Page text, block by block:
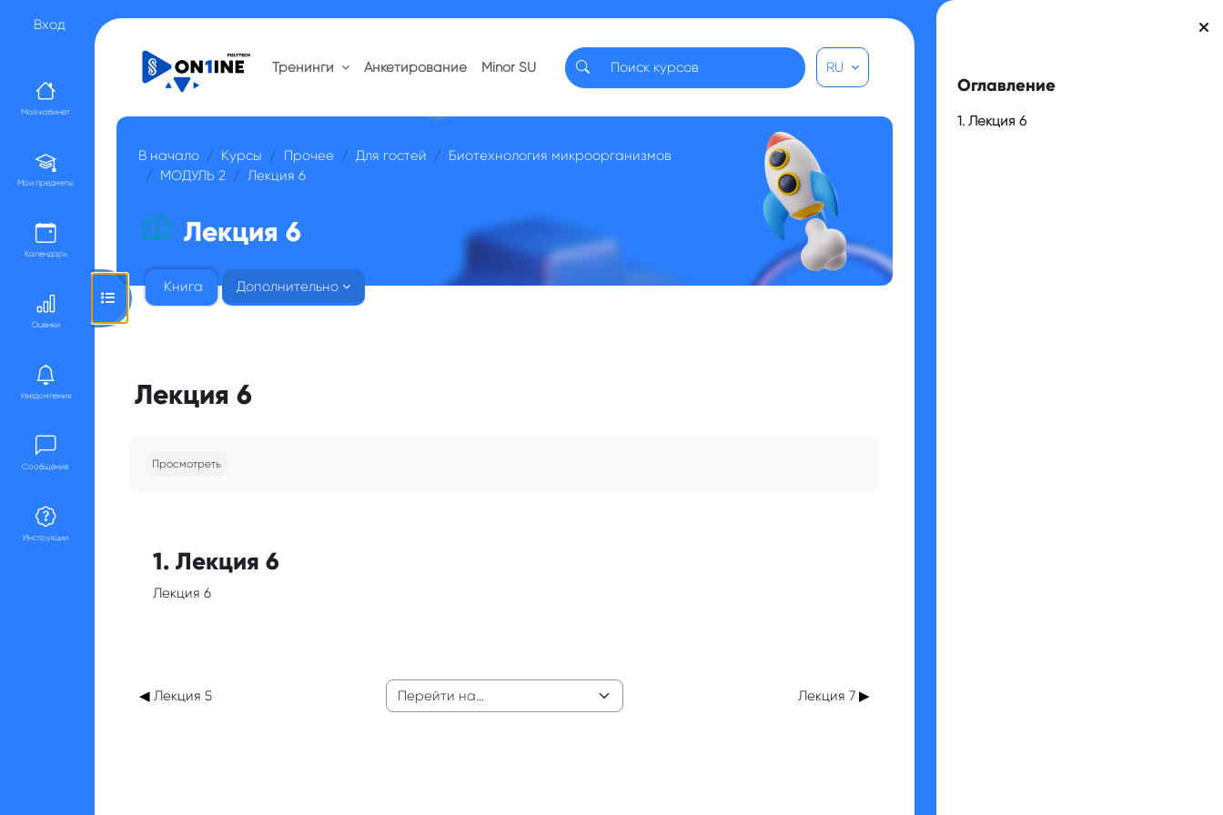
Вход
Мой кабинет
Мои предметы
Календарь
Оценки
Уведомления
Сообщения
Инструкции
Блоки
Оглавление
1. Лекция 6
Тренинги Анкетирование Minor SU RU
В начало Курсы Прочее Для гостей
Биотехнология микроорганизмов
МОДУЛЬ 2
Лекция 6
Лекция 6
Книга Дополнительно
Открыть оглавление курса
Лекция 6
Просмотреть
1. Лекция 6
Лекция 6
◀︎ Лекция 5
Перейти на...
Лекция 7 ▶︎